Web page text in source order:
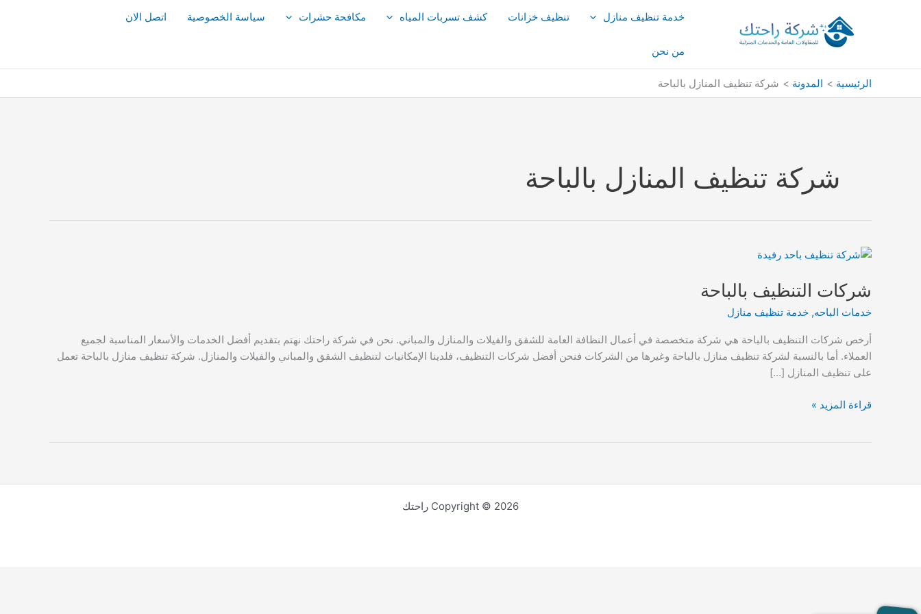
خدمة تنظيف منازل تنظيف خزانات كشف تسربات المياه مكافحة حشرات سياسة الخصوصية اتصل الان
من نحن
الرئيسية المدونة شركة تنظيف المنازل بالباحة
شركة تنظيف المنازل بالباحة
شركات التنظيف بالباحة
خدمات الباحه, خدمة تنظيف منازل
أرخص شركات التنظيف بالباحة هي شركة متخصصة في أعمال النظافة العامة للشقق والفيلات والمنازل والمباني. نحن في شركة راحتك نهتم بتقديم أفضل الخدمات والأسعار المناسبة لجميع
العملاء. أما بالنسبة لشركة تنظيف منازل بالباحة وغيرها من الشركات فنحن أفضل شركات التنظيف، فلدينا الإمكانيات لتنظيف الشقق والمباني والفيلات والمنازل. شركة تنظيف منازل بالباحة تعمل
على تنظيف المنازل […]
شركات
قراءة المزيد »
Copyright © 2026 راحتك